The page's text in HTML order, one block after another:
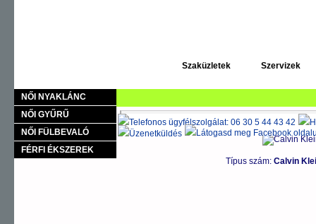
Szaküzletek Szervizek
NŐI NYAKLÁNC
NŐI GYŰRŰ
NŐI FÜLBEVALÓ
FÉRFI ÉKSZEREK
Calvin Klein órák >WOMEN'S WATCHES karórák>
Típus szám: Calvin